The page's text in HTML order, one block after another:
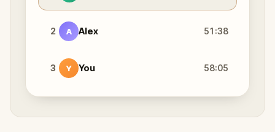
2 A Alex 51:38
3 Y You 58:05